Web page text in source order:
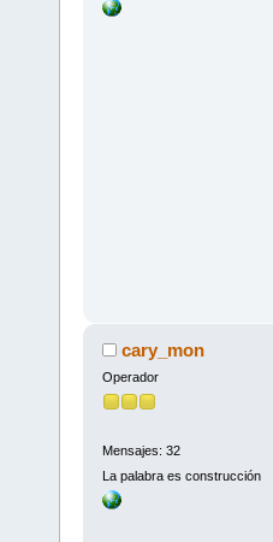
cary_mon
Operador
Mensajes: 32
La palabra es construcción